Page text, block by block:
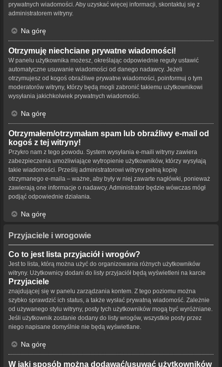
prywatnych wiadomości. Aby uzyskać więcej informacji, skontaktuj się z
administratorem witryny.
Na górę
Otrzymuję niechciane prywatne wiadomości!
W panelu użytkownika możesz, określając odpowiednie reguły ustawić
automatyczne usuwanie wiadomości od danego nadawcy. Jeżeli
otrzymujesz od kogoś obraźliwe prywatne wiadomości, poinformuj o tym
moderatorów witryny, którzy będą mogli zabronić takiemu użytkownikowi
wysyłania jakichkolwiek prywatnych wiadomości.
Na górę
Otrzymałem/otrzymałam spam lub obraźliwy e-mail od
kogoś z tej witryny!
Przykro nam z tego powodu. System wysyłania e-maili witryny zawiera
zabezpieczenia umożliwiające wytropienie użytkowników, którzy wysyłają
takie wiadomości. Prześlij administratorowi witryny pełną kopię
otrzymanego e-maila – ważne, aby były w niej zawarte nagłówki, ponieważ
zawierają one informacje o nadawcy. Administrator będzie wówczas mógł
podjąć odpowiednie działania.
Na górę
Przyjaciele i wrogowie
Co to jest lista przyjaciół i wrogów?
Jest to lista, którą można użyć do organizowania różnych użytkowników
witryny. Użytkownicy dodani do listy przyjaciół będą wyświetleni na karcie
Przyjaciele
znajdującej się w panelu zarządzania kontem. Z tego poziomu można
szybko sprawdzić ich status, a także wysłać prywatną wiadomość. Zależnie
od używanego stylu witryny, posty tych użytkowników mogą być wyróżniane.
Jeśli użytkownik zostanie dodany do listy wrogów, wszystkie posty przez
niego napisane domyślnie nie będą wyświetlane.
Na górę
W jaki sposób można dodawać/usuwać użytkowników